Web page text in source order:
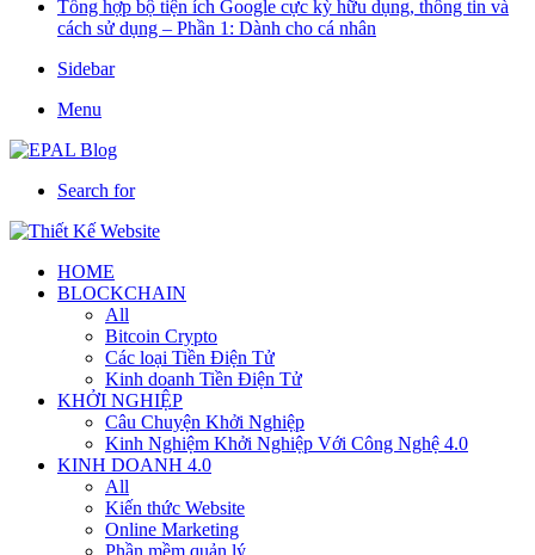
Tổng hợp bộ tiện ích Google cực kỳ hữu dụng, thông tin và
cách sử dụng – Phần 1: Dành cho cá nhân
Sidebar
Menu
Search for
HOME
BLOCKCHAIN
All
Bitcoin Crypto
Các loại Tiền Điện Tử
Kinh doanh Tiền Điện Tử
KHỞI NGHIỆP
Câu Chuyện Khởi Nghiệp
Kinh Nghiệm Khởi Nghiệp Với Công Nghệ 4.0
KINH DOANH 4.0
All
Kiến thức Website
Online Marketing
Phần mềm quản lý